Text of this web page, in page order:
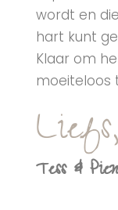
wordt en
hart kunt
Klaar om
moeiteloos
Liefs,
Tess &